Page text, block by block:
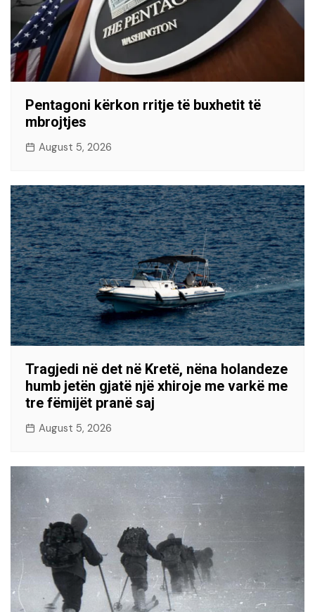
Pentagoni kërkon rritje të buxhetit të
mbrojtjes
August 5, 2026
Tragjedi në det në Kretë, nëna holandeze
humb jetën gjatë një xhiroje me varkë me
tre fëmijët pranë saj
August 5, 2026